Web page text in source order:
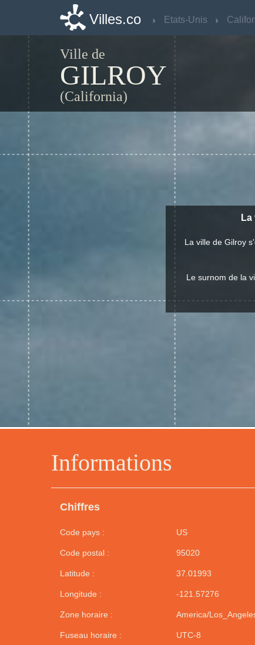
Villes.co Etats-Unis
Ville de
GILROY
(California)
Informations
Chiffres
Code pays : US
Code postal : 95020
Latitude : 37.01993
Longitude : -121.57276
Zone horaire : America/
Fuseau horaire : UTC-8
La ville de Gilroy
Le surnom de la
Villes.co Etats-Unis